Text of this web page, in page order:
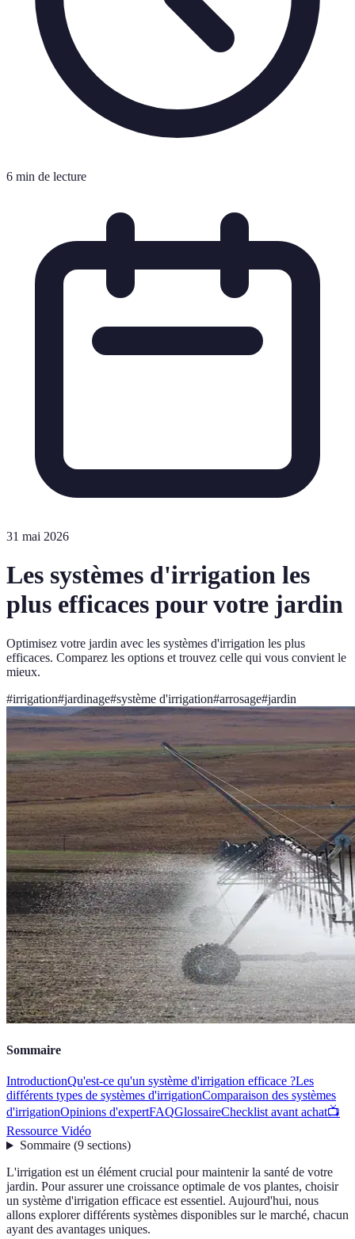
6 min de lecture
31 mai 2026
Les systèmes d'irrigation les
plus efficaces pour votre jardin
Optimisez votre jardin avec les systèmes d'irrigation les plus
efficaces. Comparez les options et trouvez celle qui vous convient le
mieux.
#irrigation#jardinage#système d'irrigation#arrosage#jardin
Sommaire
IntroductionQu'est-ce qu'un système d'irrigation efficace ?Les
différents types de systèmes d'irrigationComparaison des systèmes
d'irrigationOpinions d'expertFAQGlossaireChecklist avant achat📺
Ressource Vidéo
Sommaire(9 sections)
L'irrigation est un élément crucial pour maintenir la santé de votre
jardin. Pour assurer une croissance optimale de vos plantes, choisir
un système d'irrigation efficace est essentiel. Aujourd'hui, nous
allons explorer différents systèmes disponibles sur le marché, chacun
ayant des avantages uniques.